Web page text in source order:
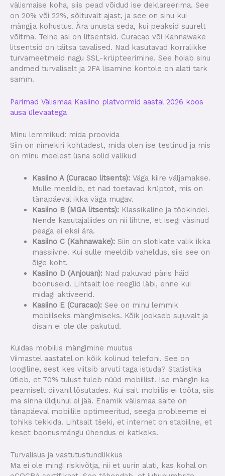
välismaise koha, siis pead võidud ise deklareerima. See
on 20% või 22%, sõltuvalt ajast, ja see on sinu kui
mängija kohustus. Ära unusta seda, kui peaksid suurelt
võitma. Teine asi on litsentsid. Curacao või Kahnawake
litsentsid on täitsa tavalised. Nad kasutavad korralikke
turvameetmeid nagu SSL-krüpteerimine. See hoiab sinu
andmed turvaliselt ja 2FA lisamine kontole on alati tark
samm.
Parimad Välismaa Kasiino platvormid aastal 2026 koos
ausa ülevaatega
Minu lemmikud: mida proovida
Siin on nimekiri kohtadest, mida olen ise testinud ja mis
on minu meelest üsna solid valikud
Kasiino A (Curacao litsents):Väga kiire väljamakse.
Mulle meeldib, et nad toetavad krüptot, mis on
tänapäeval ikka väga mugav.
Kasiino B (MGA litsents):Klassikaline ja töökindel.
Nende kasutajaliides on nii lihtne, et isegi väsinud
peaga ei eksi ära.
Kasiino C (Kahnawake):Siin on slotikate valik ikka
massiivne. Kui sulle meeldib vaheldus, siis see on
õige koht.
Kasiino D (Anjouan):Nad pakuvad päris häid
boonuseid. Lihtsalt loe reeglid läbi, enne kui
midagi aktiveerid.
Kasiino E (Curacao):See on minu lemmik
mobiilseks mängimiseks. Kõik jookseb sujuvalt ja
disain ei ole üle pakutud.
Kuidas mobiilis mängimine muutus
Viimastel aastatel on kõik kolinud telefoni. See on
loogiline, sest kes viitsib arvuti taga istuda? Statistika
ütleb, et 70% tulust tuleb nüüd mobiilist. Ise mängin ka
peamiselt diivanil lösutades. Kui sait mobiilis ei tööta, siis
ma sinna üldjuhul ei jää. Enamik välismaa saite on
tänapäeval mobiilile optimeeritud, seega probleeme ei
tohiks tekkida. Lihtsalt tšeki, et internet on stabiilne, et
keset boonusmängu ühendus ei katkeks.
Turvalisus ja vastutustundlikkus
Ma ei ole mingi riskivõtja, nii et uurin alati, kas kohal on